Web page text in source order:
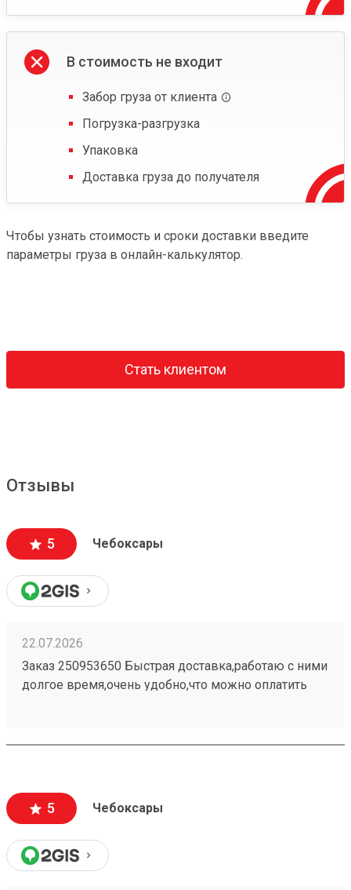
В стоимость не входит
Забор груза от клиента
Погрузка-разгрузка
Упаковка
Доставка груза до получателя
Чтобы узнать стоимость и сроки доставки введите
параметры груза в онлайн-калькулятор.
Стать клиентом
Отзывы
5 Чебоксары
22.07.2026
Заказ 250953650 Быстрая доставка,работаю с ними
долгое время,очень удобно,что можно оплатить
для распаковки
5 Чебоксары